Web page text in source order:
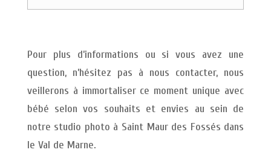
Pour plus d’informations ou si vous avez une
question, n’hésitez pas à nous contacter, nous
veillerons à immortaliser ce moment unique avec
bébé selon vos souhaits et envies au sein de
notre studio photo à Saint Maur des Fossés dans
le Val de Marne.